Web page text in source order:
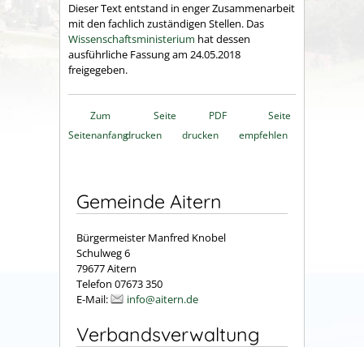
Dieser Text entstand in enger Zusammenarbeit
mit den fachlich zuständigen Stellen. Das
Wissenschaftsministerium hat dessen
ausführliche Fassung am 24.05.2018
freigegeben.
Zum
Seitenanfang
Seite
drucken
PDF
drucken
Seite
empfehlen
Gemeinde Aitern
Bürgermeister Manfred Knobel
Schulweg 6
79677 Aitern
Telefon 07673 350
E-Mail:
info@aitern.de
Verbandsverwaltung